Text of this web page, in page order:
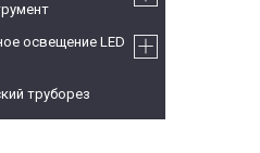
освещение LED
труборез